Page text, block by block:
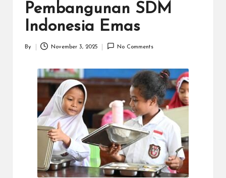
M
Pembangunan SDM
Indonesia Emas
Posted
By November 3, 2025 No Comments